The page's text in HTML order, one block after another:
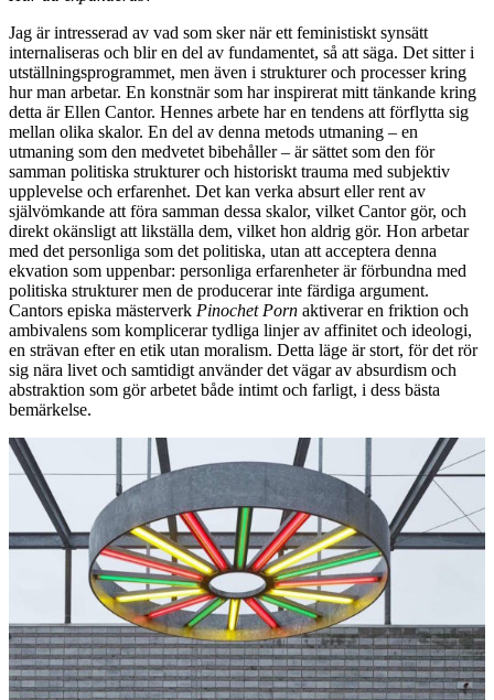
Jag är intresserad av vad som sker när ett feministiskt synsätt
internaliseras och blir en del av fundamentet, så att säga. Det sitter i
utställningsprogrammet, men även i strukturer och processer kring
hur man arbetar. En konstnär som har inspirerat mitt tänkande kring
detta är Ellen Cantor. Hennes arbete har en tendens att förflytta sig
mellan olika skalor. En del av denna metods utmaning – en
utmaning som den medvetet bibehåller – är sättet som den för
samman politiska strukturer och historiskt trauma med subjektiv
upplevelse och erfarenhet. Det kan verka absurt eller rent av
självömkande att föra samman dessa skalor, vilket Cantor gör, och
direkt okänsligt att likställa dem, vilket hon aldrig gör. Hon arbetar
med det personliga som det politiska, utan att acceptera denna
ekvation som uppenbar: personliga erfarenheter är förbundna med
politiska strukturer men de producerar inte färdiga argument.
Cantors episka mästerverk Pinochet Porn aktiverar en friktion och
ambivalens som komplicerar tydliga linjer av affinitet och ideologi,
en strävan efter en etik utan moralism. Detta läge är stort, för det rör
sig nära livet och samtidigt använder det vägar av absurdism och
abstraktion som gör arbetet både intimt och farligt, i dess bästa
bemärkelse.